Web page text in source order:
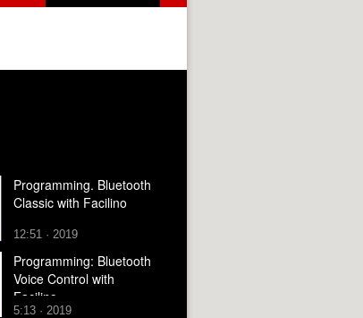
Programming. Bluetooth
Classic with Facilino
12:51 · 2019
Programming: Bluetooth
Voice Control with
Facilino
5:13 · 2019